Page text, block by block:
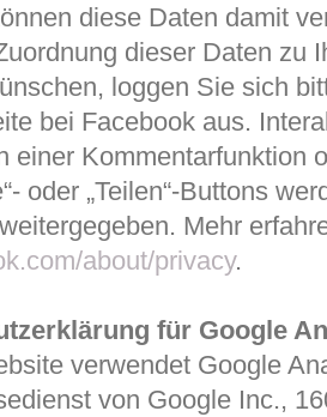
diese Daten damit
dieser Daten zu
loggen Sie sich
bei Facebook aus.
einer Kommentarfunktion
oder „Teilen“-Buttons
Mehr
about/privacy.
für Google
verwendet Google
von Google Inc.,